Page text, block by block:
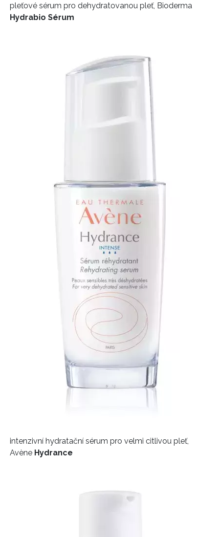
pleťové sérum pro dehydratovanou pleť, Bioderma
Hydrabio Sérum
intenzivní hydratační sérum pro velmi citlivou pleť,
Avène Hydrance